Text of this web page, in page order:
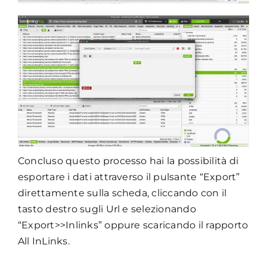
Concluso questo processo hai la possibilità di
esportare i dati attraverso il pulsante “Export”
direttamente sulla scheda, cliccando con il
tasto destro sugli Url e selezionando
“Export>>Inlinks” oppure scaricando il rapporto
All InLinks.